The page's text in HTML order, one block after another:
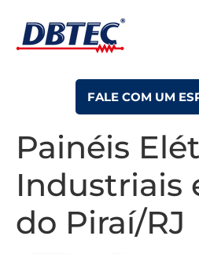
FALE COM UM
Painéis
Industriais
do Piraí/RJ